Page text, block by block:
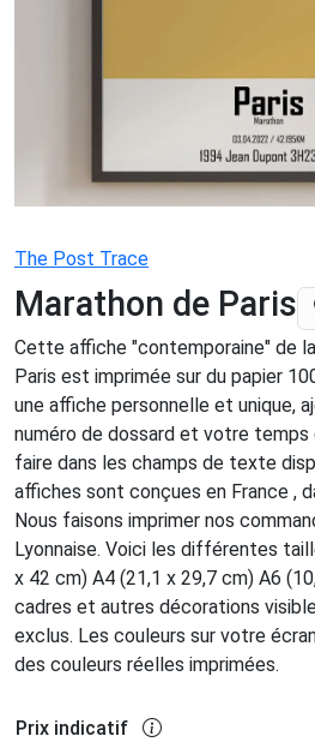
The Post Trace
Marathon de Paris
Cette affiche "contemporaine" de
Paris est imprimée sur du papier
une affiche personnelle et unique,
numéro de dossard et votre temps
faire dans les champs de texte
affiches sont conçues en France ,
Nous faisons imprimer nos
Lyonnaise. Voici les différentes
x 42 cm) A4 (21,1 x 29,7 cm) A6
cadres et autres décorations
exclus. Les couleurs sur votre
des couleurs réelles imprimées.
Prix indicatif